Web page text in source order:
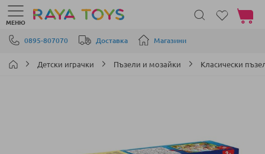
Прескачане към съдържанието
0895-807070 Доставка Магазини
МЕНЮ
Моята
Детски играчки Пъзели и мозайки Класически